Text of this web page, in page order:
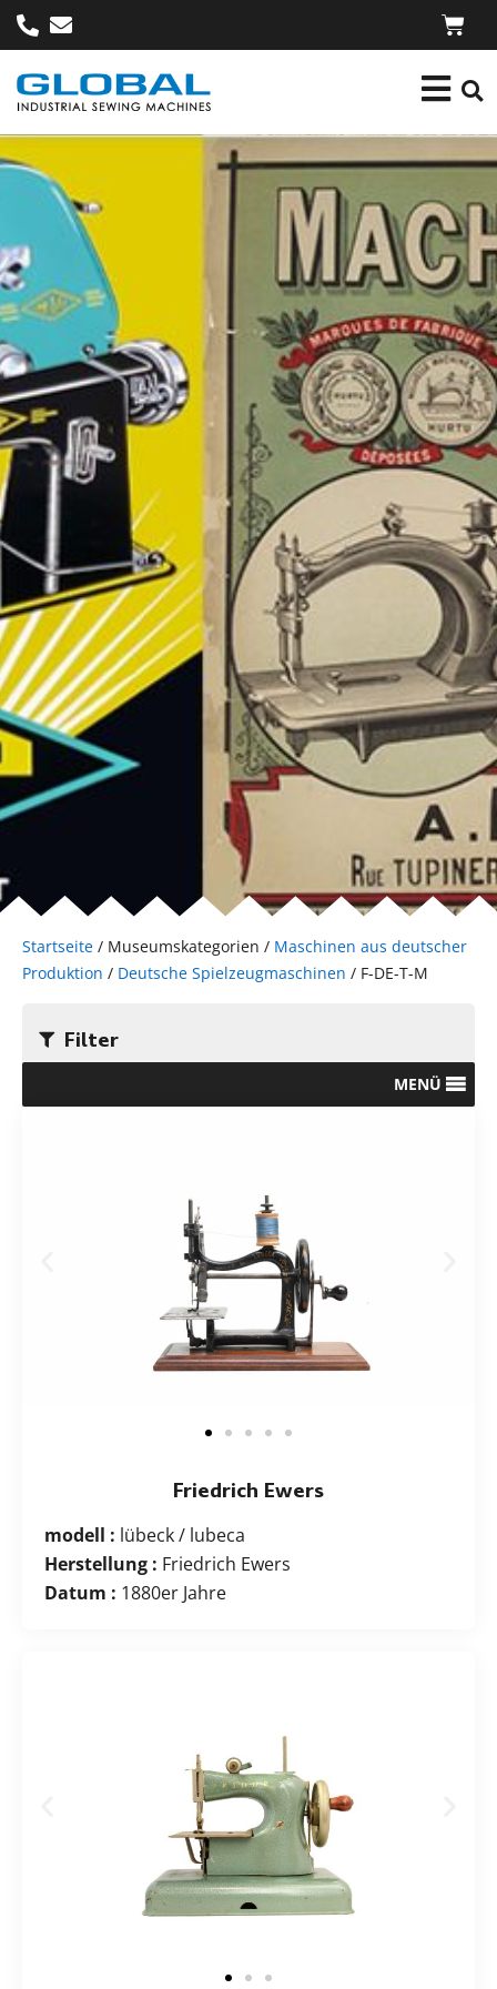
Startseite / Museumskategorien / Maschinen aus deutscher
Produktion / Deutsche Spielzeugmaschinen / F-DE-T-M
Filter
MENÜ
Friedrich Ewers
modell : lübeck / lubeca
Herstellung : Friedrich Ewers
Datum : 1880er Jahre